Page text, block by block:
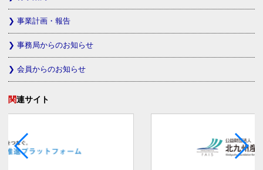
事業計画・報告
事務局からのお知らせ
会員からのお知らせ
関連サイト